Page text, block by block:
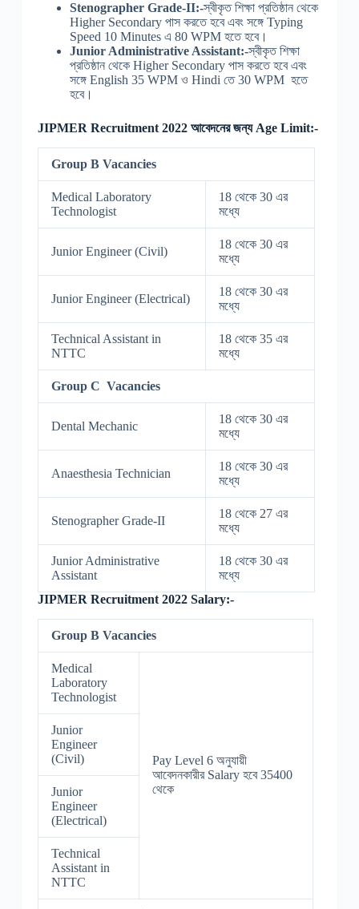
Stenographer Grade-II:-স্বীকৃত শিক্ষা প্রতিষ্ঠান থেকে
Higher Secondary পাস করতে হবে এবং সঙ্গে Typing
Speed 10 Minutes এ 80 WPM হতে হবে।
Junior Administrative Assistant:-স্বীকৃত শিক্ষা
প্রতিষ্ঠান থেকে Higher Secondary পাস করতে হবে এবং
সঙ্গে English 35 WPM ও Hindi তে 30 WPM হতে
হবে।
JIPMER Recruitment 2022 আবেদনের জন্য Age Limit:-
Group B Vacancies
Medical Laboratory
Technologist
18 থেকে 30 এর
মধ্যে
Junior Engineer (Civil)
18 থেকে 30 এর
মধ্যে
Junior Engineer (Electrical)
18 থেকে 30 এর
মধ্যে
Technical Assistant in
NTTC
18 থেকে 35 এর
মধ্যে
Group C Vacancies
Dental Mechanic
18 থেকে 30 এর
মধ্যে
Anaesthesia Technician
18 থেকে 30 এর
মধ্যে
Stenographer Grade-II
18 থেকে 27 এর
মধ্যে
Junior Administrative
Assistant
18 থেকে 30 এর
মধ্যে
JIPMER Recruitment 2022 Salary:-
Group B Vacancies
Medical
Laboratory
Technologist
Pay Level 6 অনুযায়ী
আবেদনকারীর Salary হবে 35400
থেকে
Junior
Engineer
(Civil)
Junior
Engineer
(Electrical)
Technical
Assistant in
NTTC